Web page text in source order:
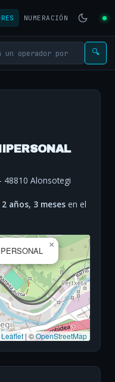
NUMERACIÓN
🔍
48810 Alonsotegi
2 años, 3 meses en el
×
Leaflet | ©OpenStreetMap